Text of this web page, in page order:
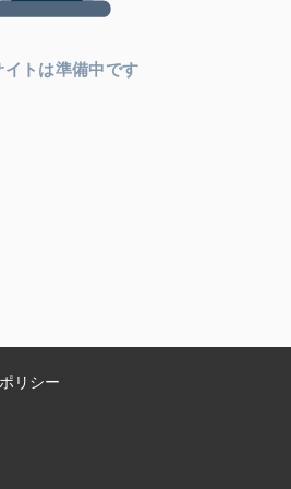
イトは準備中です
リシー